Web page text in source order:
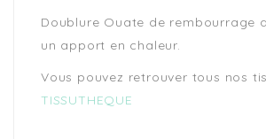
Doublure Ouate de rembourrage
un apport en chaleur.
Vous pouvez retrouver tous nos
TISSUTHEQUE